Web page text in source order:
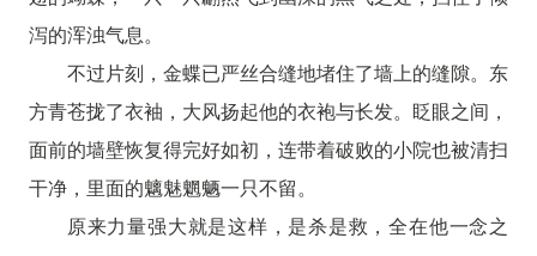
泻的浑浊气息。
不过片刻，金蝶已严丝合缝地堵住了墙上的缝隙。东
方青苍拢了衣袖，大风扬起他的衣袍与长发。眨眼之间，
面前的墙壁恢复得完好如初，连带着破败的小院也被清扫
干净，里面的魑魅魍魉一只不留。
原来力量强大就是这样，是杀是救，全在他一念之